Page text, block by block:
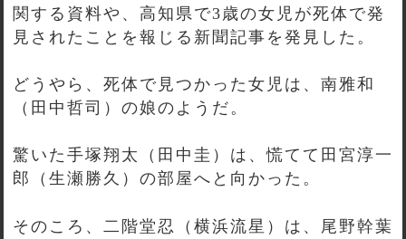
関する資料や、高知県で3歳の女児が死体で発
見されたことを報じる新聞記事を発見した。
どうやら、死体で見つかった女児は、南雅和
（田中哲司）の娘のようだ。
驚いた手塚翔太（田中圭）は、慌てて田宮淳一
郎（生瀬勝久）の部屋へと向かった。
そのころ、二階堂忍（横浜流星）は、尾野幹葉